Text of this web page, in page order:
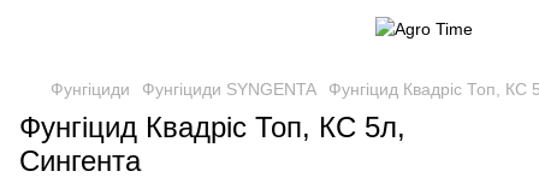
Фунгіциди Фунгіциди SYNGENTA Фунгіцид Квадріс Топ, КС
Фунгіцид Квадріс Топ, КС 5л,
Сингента